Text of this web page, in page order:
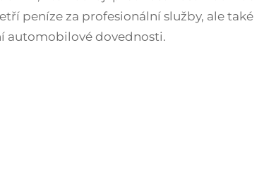
peníze za profesionální služby, ale také
automobilové dovednosti.